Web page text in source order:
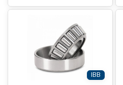
IBB